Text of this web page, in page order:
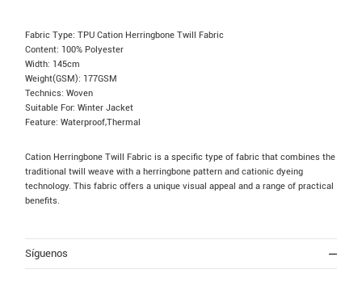
Fabric Type: TPU Cation Herringbone Twill Fabric
Content: 100% Polyester
Width: 145cm
Weight(GSM): 177GSM
Technics: Woven
Suitable For: Winter Jacket
Feature: Waterproof,Thermal
Cation Herringbone Twill Fabric is a specific type of fabric that combines the
traditional twill weave with a herringbone pattern and cationic dyeing
technology. This fabric offers a unique visual appeal and a range of practical
benefits.
Síguenos